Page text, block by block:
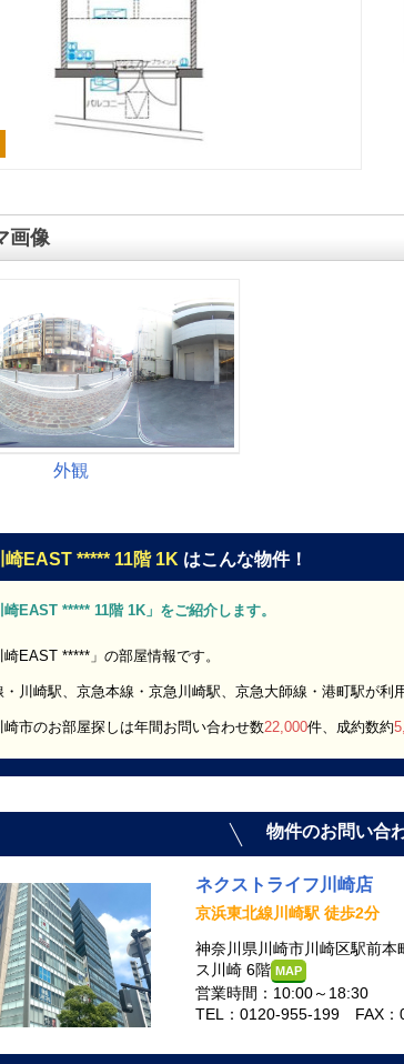
画像
崎EAST ***** 11階 1K はこんな物件！
崎EAST ***** 11階 1K」をご紹介します。
崎EAST *****」の部屋情報です。
川崎駅、京急本線・京急川崎駅、京急大師線・港町駅が利
崎市のお部屋探しは年間お問い合わせ数22,000件、成約数約
物件のお問い合
ネクストライフ川崎店
京浜東北線川崎駅 徒歩2分
神奈川県川崎市川崎区駅前本
ス川崎 6階 MAP
営業時間：10:00～18:30
TEL：0120-955-199 FAX：